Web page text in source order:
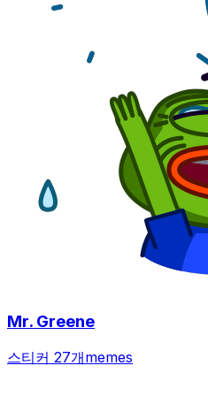
Mr. Greene
스티커 27개memes